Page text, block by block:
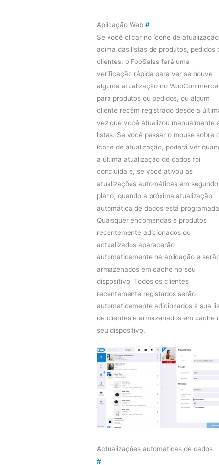
Aplicação Web #
Se você clicar no ícone de atualização
acima das listas de produtos, pedidos
clientes, o FooSales fará uma
verificação rápida para ver se houve
alguma atualização no WooCommerce
para produtos ou pedidos, ou algum
cliente recém registrado desde a
vez que você atualizou manualmente
listas. Se você passar o mouse sobre
ícone de atualização, poderá ver
a última atualização de dados foi
concluída e, se você ativou as
atualizações automáticas em segundo
plano, quando a próxima atualização
automática de dados está
Quaisquer encomendas e produtos
recentemente adicionados ou
actualizados aparecerão
automaticamente na aplicação e
armazenados em cache no seu
dispositivo. Todos os clientes
recentemente registados serão
automaticamente adicionados à sua
de clientes e armazenados em cache
seu dispositivo.
Actualizações automáticas de dados
#